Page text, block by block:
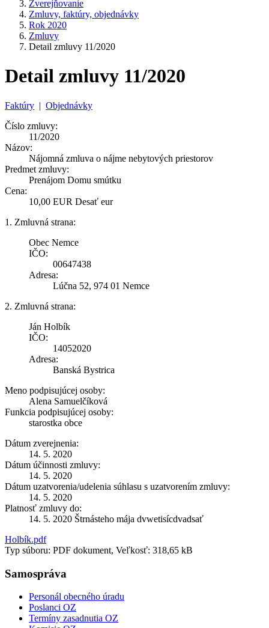
Zverejňovanie
Zmluvy, faktúry, objednávky
Rok 2020
Zmluvy
Detail zmluvy 11/2020
Detail zmluvy 11/2020
Faktúry | Objednávky
Číslo zmluvy:
11/2020
Názov:
Nájomná zmluva o nájme nebytových priestorov
Predmet zmluvy:
Prenájom Domu smútku
Cena:
10,00 EUR Desať eur
1. Zmluvná strana:
Obec Nemce
IČO:
00647438
Adresa:
Lúčna 52, 974 01 Nemce
2. Zmluvná strana:
Ján Holbík
IČO:
14052020
Adresa:
Banská Bystrica
Meno podpisujúcej osoby:
Alena Samuelčíková
Funkcia podpisujúcej osoby:
starostka obce
Dátum zverejnenia:
14. 5. 2020
Dátum účinnosti zmluvy:
14. 5. 2020
Dátum uzatvorenia/udelenia súhlasu s uzatvorením zmluvy:
14. 5. 2020
Platnosť zmluvy do:
14. 5. 2020 Štrnásteho mája dvwetisícdvadsať
Holbík.pdf
Typ súboru: PDF dokument, Veľkosť: 318,65 kB
Samospráva
Personál obecného úradu
Poslanci OZ
Termíny zasadnutia OZ